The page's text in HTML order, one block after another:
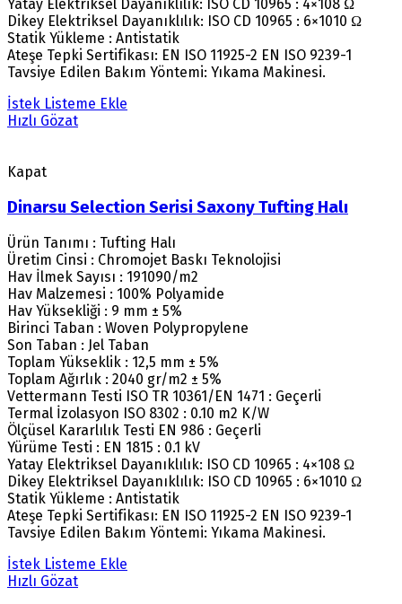
Yatay Elektriksel Dayanıklılık: ISO CD 10965 : 4×108 Ω
Dikey Elektriksel Dayanıklılık: ISO CD 10965 : 6×1010 Ω
Statik Yükleme : Antistatik
Ateşe Tepki Sertifikası: EN ISO 11925-2 EN ISO 9239-1
Tavsiye Edilen Bakım Yöntemi: Yıkama Makinesi.
İstek Listeme Ekle
Hızlı Gözat
Kapat
Dinarsu Selection Serisi Saxony Tufting Halı
Ürün Tanımı : Tufting Halı
Üretim Cinsi : Chromojet Baskı Teknolojisi
Hav İlmek Sayısı : 191090/m2
Hav Malzemesi : 100% Polyamide
Hav Yüksekliği : 9 mm ± 5%
Birinci Taban : Woven Polypropylene
Son Taban : Jel Taban
Toplam Yükseklik : 12,5 mm ± 5%
Toplam Ağırlık : 2040 gr/m2 ± 5%
Vettermann Testi ISO TR 10361/EN 1471 : Geçerli
Termal İzolasyon ISO 8302 : 0.10 m2 K/W
Ölçüsel Kararlılık Testi EN 986 : Geçerli
Yürüme Testi : EN 1815 : 0.1 kV
Yatay Elektriksel Dayanıklılık: ISO CD 10965 : 4×108 Ω
Dikey Elektriksel Dayanıklılık: ISO CD 10965 : 6×1010 Ω
Statik Yükleme : Antistatik
Ateşe Tepki Sertifikası: EN ISO 11925-2 EN ISO 9239-1
Tavsiye Edilen Bakım Yöntemi: Yıkama Makinesi.
İstek Listeme Ekle
Hızlı Gözat